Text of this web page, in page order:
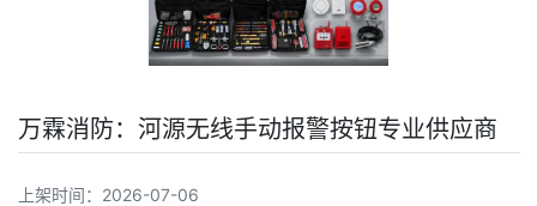
万霖消防：河源无线手动报警按钮专业供应商
上架时间：2026-07-06